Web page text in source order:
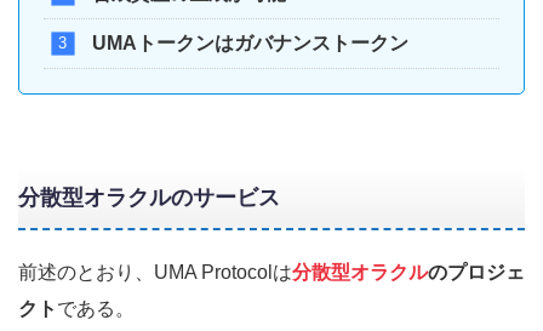
UMAトークンはガバナンストークン
分散型オラクルのサービス
前述のとおり、UMA Protocolは分散型オラクルのプロジェ
クト である。